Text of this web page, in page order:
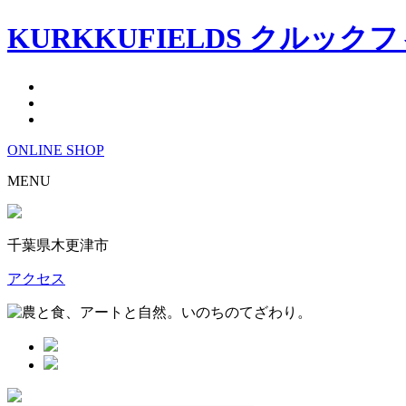
KURKKUFIELDS クルックフ
ONLINE SHOP
MENU
千葉県木更津市
アクセス